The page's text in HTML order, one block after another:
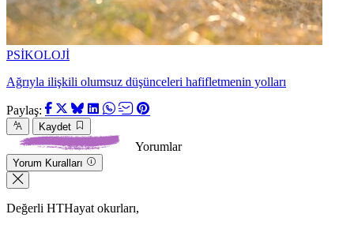
PSİKOLOJİ
Ağrıyla ilişkili olumsuz düşünceleri hafifletmenin yolları
Paylaş:
Kaydet
Yorumlar
Yorum Kuralları
Değerli HTHayat okurları,